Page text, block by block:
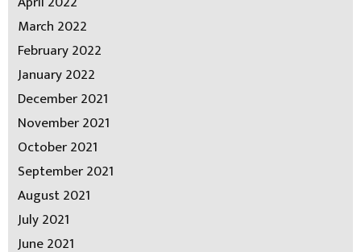
March 2022
February 2022
January 2022
December 2021
November 2021
October 2021
September 2021
August 2021
July 2021
June 2021